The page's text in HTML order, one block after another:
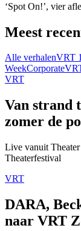
‘Spot On!’, vier
Meest
Alle verhalenVRT
WeekCorporate
VRT
Van strand
zomer de
Live vanuit
Theaterfestival
VRT
DARA,
naar VRT